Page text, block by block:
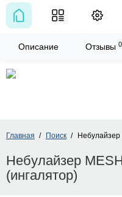
Главная Поиск Небулайзер
Небулайзер
(ингалятор)
Описание Отзывы 0